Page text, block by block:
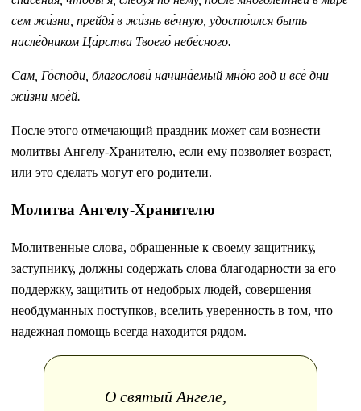
сем жи́зни, прейдя́ в жи́знь ве́чную, удосто́ился быть
насле́дником Ца́рства Твоего́ небе́сного.
Сам, Го́споди, благослови́ начина́емый мно́ю год и все́ дни
жи́зни мое́й.
После этого отмечающий праздник может сам вознести
молитвы Ангелу-Хранителю, если ему позволяет возраст,
или это сделать могут его родители.
Молитва Ангелу-Хранителю
Молитвенные слова, обращенные к своему защитнику,
заступнику, должны содержать слова благодарности за его
поддержку, защитить от недобрых людей, совершения
необдуманных поступков, вселить уверенность в том, что
надежная помощь всегда находится рядом.
О святый Ангеле,